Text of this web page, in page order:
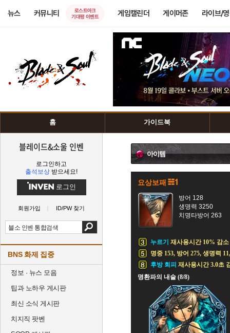
뉴스 커뮤니티
로스트아크
기대평 이벤트
게임캘린더 게이머존 라이브/
홈 가이드북
블레이드&소울 인벤
로그인하고
출석보상 받으세요!
로그인
회원가입 ID/PW 찾기
BNS 화제 집중
정보 · 뉴스 모음
팁과 노하우 게시판
최신 소식 게시판
치지직 팟벤
아이템
요상보패
방어 128
생명력 3250
치명타방어 263
누르기 재사용시간 10% 감소
명중 153, 방어 275, 생명력
후방 회피 재사용시간 3.0초
명환파의 내술 (8/8)